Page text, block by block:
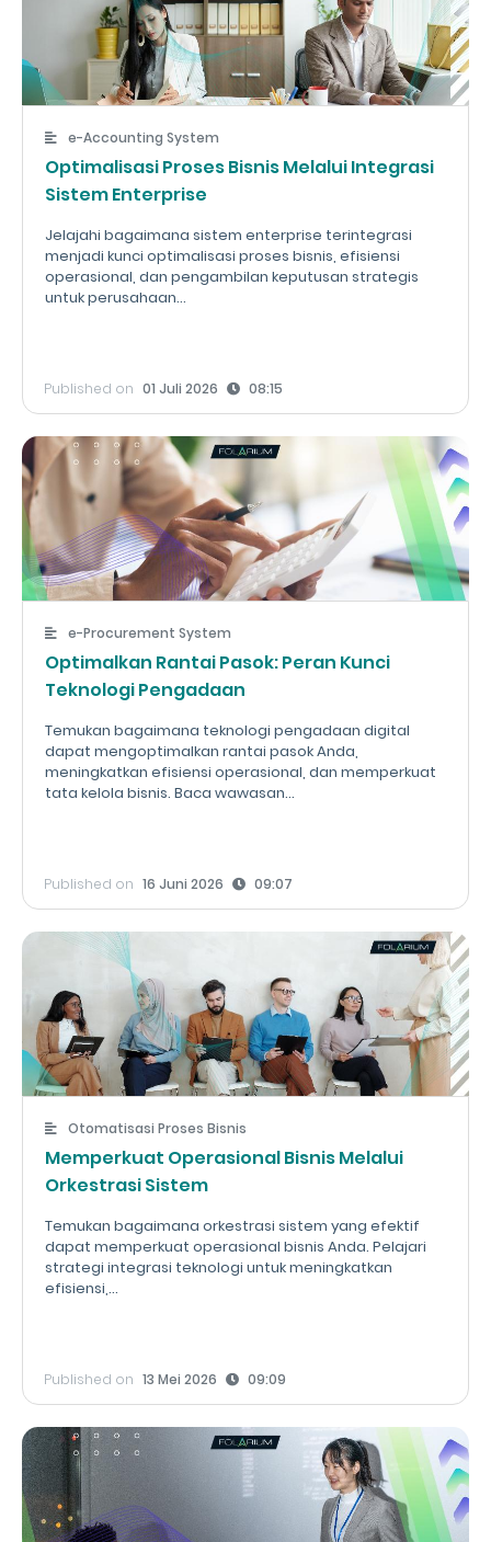
e-Accounting System
Optimalisasi Proses Bisnis Melalui Integrasi
Sistem Enterprise
Jelajahi bagaimana sistem enterprise terintegrasi
menjadi kunci optimalisasi proses bisnis, efisiensi
operasional, dan pengambilan keputusan strategis
untuk perusahaan...
Published on 01 Juli 2026 08:15
e-Procurement System
Optimalkan Rantai Pasok: Peran Kunci
Teknologi Pengadaan
Temukan bagaimana teknologi pengadaan digital
dapat mengoptimalkan rantai pasok Anda,
meningkatkan efisiensi operasional, dan memperkuat
tata kelola bisnis. Baca wawasan...
Published on 16 Juni 2026 09:07
Otomatisasi Proses Bisnis
Memperkuat Operasional Bisnis Melalui
Orkestrasi Sistem
Temukan bagaimana orkestrasi sistem yang efektif
dapat memperkuat operasional bisnis Anda. Pelajari
strategi integrasi teknologi untuk meningkatkan
efisiensi,...
Published on 13 Mei 2026 09:09